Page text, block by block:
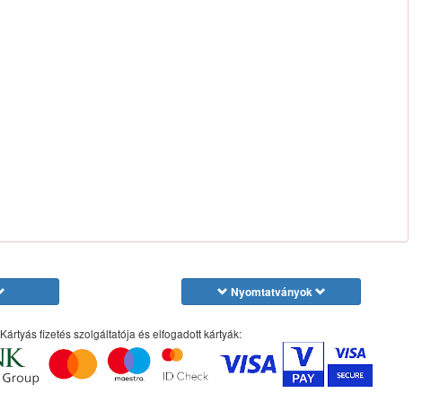
Nyomtatványok
Kártyás fizetés szolgáltatója és elfogadott kártyák: